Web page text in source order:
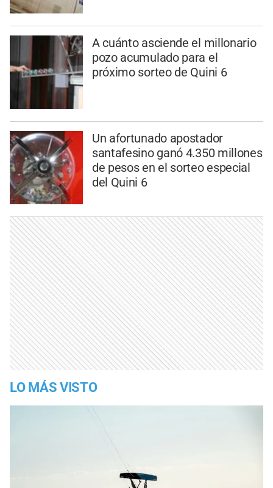
A cuánto asciende el millonario
pozo acumulado para el
próximo sorteo de Quini 6
Un afortunado apostador
santafesino ganó 4.350 millones
de pesos en el sorteo especial
del Quini 6
LO MÁS VISTO